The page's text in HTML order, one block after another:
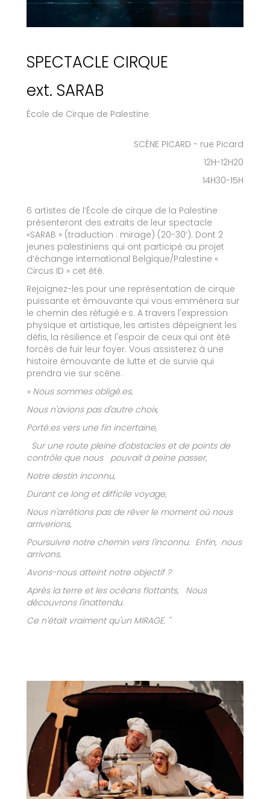
SPECTACLE CIRQUE
ext. SARAB
École de Cirque de Palestine
SCÈNE PICARD - rue Picard
12H-12H20
14H30-15H
6 artistes de l’École de cirque de la Palestine
présenteront des extraits de leur spectacle
«SARAB » (traduction : mirage) (20-30’). Dont 2
jeunes palestiniens qui ont participé au projet
d’échange international Belgique/Palestine «
Circus ID » cet été.
Rejoignez-les pour une représentation de cirque
puissante et émouvante qui vous emmènera sur
le chemin des réfugié·e·s. A travers l'expression
physique et artistique, les artistes dépeignent les
défis, la résilience et l'espoir de ceux qui ont été
forcés de fuir leur foyer. Vous assisterez à une
histoire émouvante de lutte et de survie qui
prendra vie sur scène.
« Nous sommes obligé.es,
Nous n'avions pas d'autre choix,
Porté.es vers une fin incertaine,
Sur une route pleine d'obstacles et de points de
contrôle que nous pouvait à peine passer,
Notre destin inconnu,
Durant ce long et difficile voyage,
Nous n'arrêtions pas de rêver le moment où nous
arriverions,
Poursuivre notre chemin vers l'inconnu. Enfin, nous
arrivons.
Avons-nous atteint notre objectif ?
Après la terre et les océans flottants, Nous
découvrons l'inattendu.
Ce n'était vraiment qu'un MIRAGE. "